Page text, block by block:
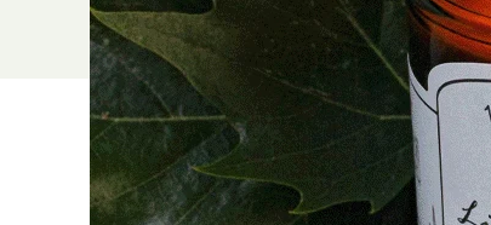
Kundenbewertungen